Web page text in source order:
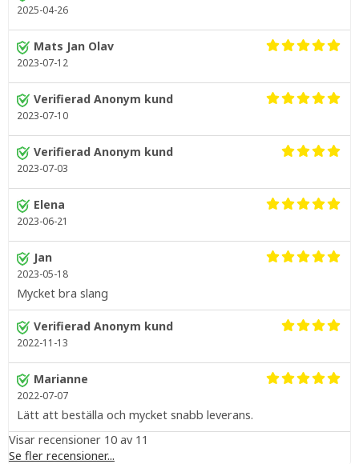
2025-04-26
Mats Jan Olav
2023-07-12
Verifierad Anonym kund
2023-07-10
Verifierad Anonym kund
2023-07-03
Elena
2023-06-21
Jan
2023-05-18
Mycket bra slang
Verifierad Anonym kund
2022-11-13
Marianne
2022-07-07
Lätt att beställa och mycket snabb leverans.
Visar recensioner 10 av 11
Se fler recensioner...